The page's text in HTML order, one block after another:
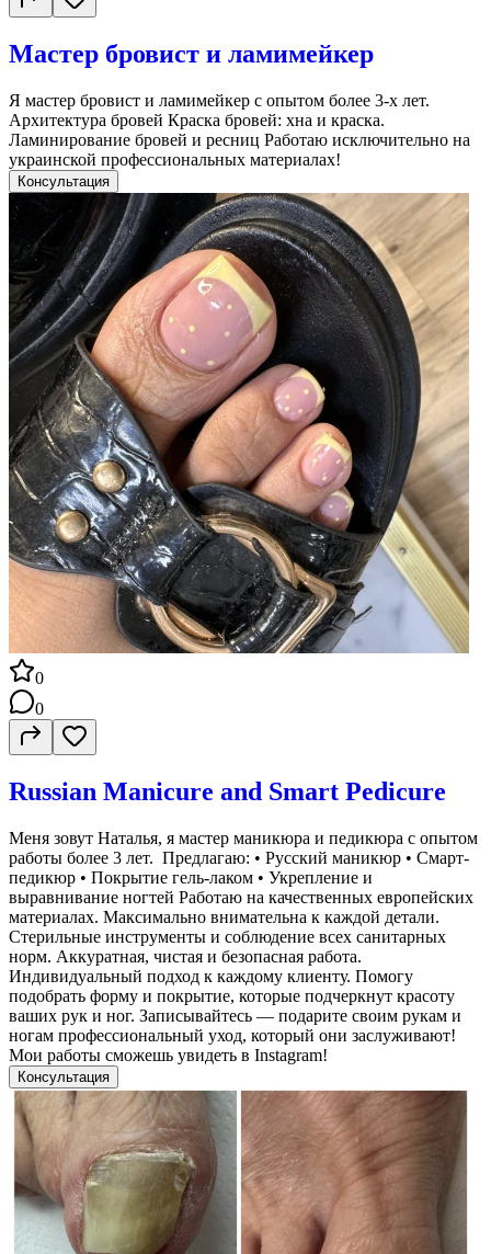
Мастер бровист и ламимейкер
Я мастер бровист и ламимейкер с опытом более 3-х лет.
Архитектура бровей Краска бровей: хна и краска.
Ламинирование бровей и ресниц Работаю исключительно на
украинской профессиональных материалах!
Консультация
0
0
Russian Manicure and Smart Pedicure
Меня зовут Наталья, я мастер маникюра и педикюра с опытом
работы более 3 лет. Предлагаю: • Русский маникюр • Смарт-
педикюр • Покрытие гель-лаком • Укрепление и
выравнивание ногтей Работаю на качественных европейских
материалах. Максимально внимательна к каждой детали.
Стерильные инструменты и соблюдение всех санитарных
норм. Аккуратная, чистая и безопасная работа.
Индивидуальный подход к каждому клиенту. Помогу
подобрать форму и покрытие, которые подчеркнут красоту
ваших рук и ног. Записывайтесь — подарите своим рукам и
ногам профессиональный уход, который они заслуживают!
Мои работы сможешь увидеть в Instagram!
Консультация